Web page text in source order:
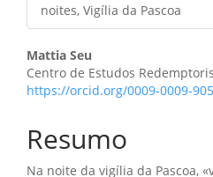
noites, Vigília da Pascoa
Conteúdo
do
principal
Mattia Seu
Centro de Estudos
https://orcid.org/0009-0009-
Resumo
Na noite da vigília da Pascoa,